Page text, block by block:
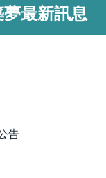
最新訊息
告